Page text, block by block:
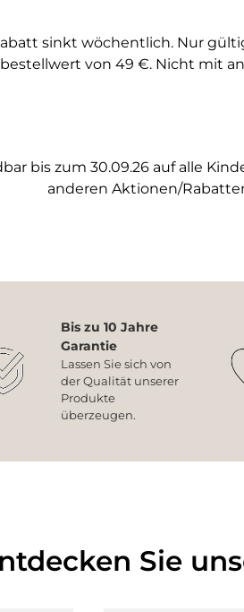
sinkt wöchentlich. Nur
von 49 €. Nicht mit
bis zum 30.09.26 auf alle
anderen Aktionen/
Bis zu 10 Jahre
Garantie
Lassen Sie sich von
der Qualität unserer
Produkte
überzeugen.
Sie